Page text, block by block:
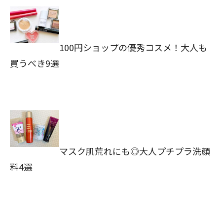
100円ショップの優秀コスメ！大人も
買うべき9選
マスク肌荒れにも◎大人プチプラ洗顔
料4選